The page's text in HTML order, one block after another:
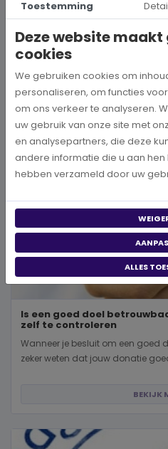
Wanneer je besluit om een
wereld, neem je een prachtig
Is een goed doel
zelf te controleren
Wanneer je besluit om een goed
zeker weten dat jouw donatie
BEKIJK
Toestemming
Deze website
cookies
We gebruiken cookies om
personaliseren, om functies
om ons verkeer te analyseren.
uw gebruik van onze site met
en analysepartners, die deze
andere informatie die u aan hen
hebben verzameld door uw
ALLES